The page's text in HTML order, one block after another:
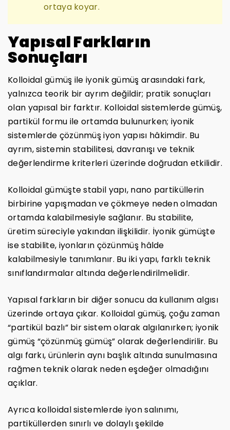
ortaya koyar.
Yapısal Farkların
Sonuçları
Kolloidal gümüş ile iyonik gümüş arasındaki fark,
yalnızca teorik bir ayrım değildir; pratik sonuçları
olan yapısal bir farktır. Kolloidal sistemlerde gümüş,
partikül formu ile ortamda bulunurken; iyonik
sistemlerde çözünmüş iyon yapısı hâkimdir. Bu
ayrım, sistemin stabilitesi, davranışı ve teknik
değerlendirme kriterleri üzerinde doğrudan etkilidir.
Kolloidal gümüşte stabil yapı, nano partiküllerin
birbirine yapışmadan ve çökmeye neden olmadan
ortamda kalabilmesiyle sağlanır. Bu stabilite,
üretim süreciyle yakından ilişkilidir. İyonik gümüşte
ise stabilite, iyonların çözünmüş hâlde
kalabilmesiyle tanımlanır. Bu iki yapı, farklı teknik
sınıflandırmalar altında değerlendirilmelidir.
Yapısal farkların bir diğer sonucu da kullanım algısı
üzerinde ortaya çıkar. Kolloidal gümüş, çoğu zaman
“partikül bazlı” bir sistem olarak algılanırken; iyonik
gümüş “çözünmüş gümüş” olarak değerlendirilir. Bu
algı farkı, ürünlerin aynı başlık altında sunulmasına
rağmen teknik olarak neden eşdeğer olmadığını
açıklar.
Ayrıca kolloidal sistemlerde iyon salınımı,
partiküllerden sınırlı ve dolaylı şekilde